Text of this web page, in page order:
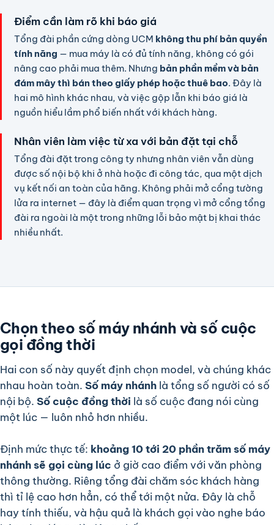
Điểm cần làm rõ khi báo giá
Tổng đài phần cứng dòng UCM không thu phí bản quyền
tính năng — mua máy là có đủ tính năng, không có gói
nâng cao phải mua thêm. Nhưng bản phần mềm và bản
đám mây thì bán theo giấy phép hoặc thuê bao. Đây là
hai mô hình khác nhau, và việc gộp lẫn khi báo giá là
nguồn hiểu lầm phổ biến nhất với khách hàng.
Nhân viên làm việc từ xa với bản đặt tại chỗ
Tổng đài đặt trong công ty nhưng nhân viên vẫn dùng
được số nội bộ khi ở nhà hoặc đi công tác, qua một dịch
vụ kết nối an toàn của hãng. Không phải mở cổng tường
lửa ra internet — đây là điểm quan trọng vì mở cổng tổng
đài ra ngoài là một trong những lỗi bảo mật bị khai thác
nhiều nhất.
Chọn theo số máy nhánh và số cuộc
gọi đồng thời
Hai con số này quyết định chọn model, và chúng khác
nhau hoàn toàn. Số máy nhánh là tổng số người có số
nội bộ. Số cuộc đồng thời là số cuộc đang nói cùng
một lúc — luôn nhỏ hơn nhiều.
Định mức thực tế: khoảng 10 tới 20 phần trăm số máy
nhánh sẽ gọi cùng lúc ở giờ cao điểm với văn phòng
thông thường. Riêng tổng đài chăm sóc khách hàng
thì tỉ lệ cao hơn hẳn, có thể tới một nửa. Đây là chỗ
hay tính thiếu, và hậu quả là khách gọi vào nghe báo